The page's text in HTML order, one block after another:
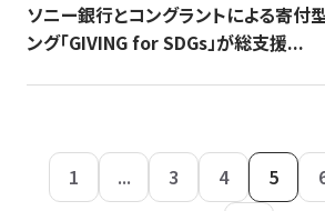
ソニー銀行とコングラントによる寄付
ング「GIVING for SDGs」が総支援...
1 ... 3 4 5